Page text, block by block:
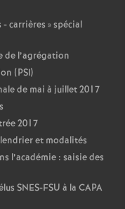
carrières » spécial
de l’agrégation
(PSI)
de mai à juillet 2017
2017
et modalités
l’académie : saisie des
SNES-FSU à la CAPA